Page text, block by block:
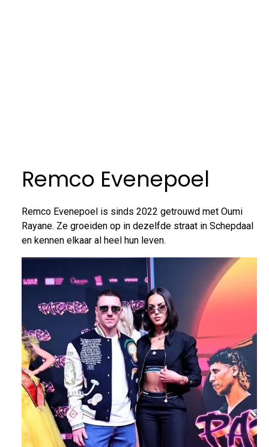
Remco Evenepoel
Remco Evenepoel is sinds 2022 getrouwd met Oumi
Rayane. Ze groeiden op in dezelfde straat in Schepdaal
en kennen elkaar al heel hun leven.